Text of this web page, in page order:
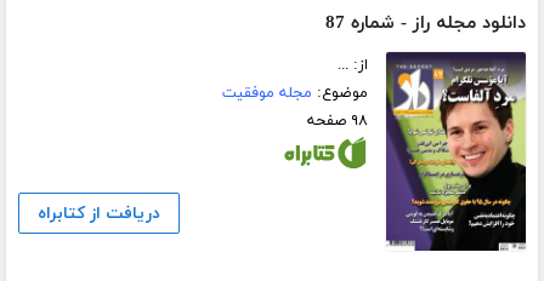
دانلود مجله راز - شماره 87
از: ...
موضوع: مجله موفقیت
۹۸ صفحه
دریافت از کتابراه